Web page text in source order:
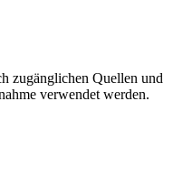
zugänglichen Quellen und
verwendet werden.